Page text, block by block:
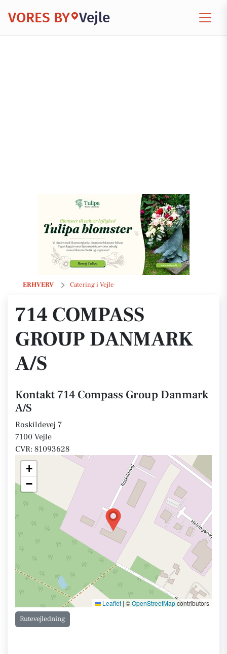
VORES BY Vejle
ERHVERV Catering i Vejle
714 Compass Group Danmark A/S
714 COMPASS
GROUP DANMARK
A/S
Kontakt 714 Compass Group Danmark
A/S
Roskildevej 7
7100 Vejle
CVR: 81093628
+
−
Leaflet | ©OpenStreetMapcontributors
Rutevejledning